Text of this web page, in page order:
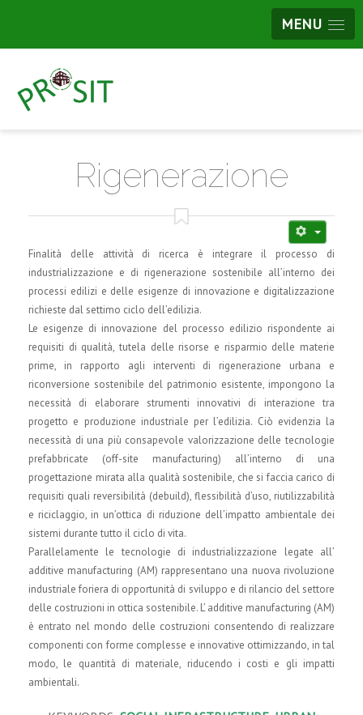
MENU
Rigenerazione
Finalità delle attività di ricerca è integrare il processo di
industrializzazione e di rigenerazione sostenibile all’interno dei
processi edilizi e delle esigenze di innovazione e digitalizzazione
richieste dal settimo ciclo dell’edilizia.
Le esigenze di innovazione del processo edilizio rispondente ai
requisiti di qualità, tutela delle risorse e risparmio delle materie
prime, in rapporto agli interventi di rigenerazione urbana e
riconversione sostenibile del patrimonio esistente, impongono la
necessità di elaborare strumenti innovativi di interazione tra
progetto e produzione industriale per l’edilizia. Ciò evidenzia la
necessità di una più consapevole valorizzazione delle tecnologie
prefabbricate (off-site manufacturing) all’interno di una
progettazione mirata alla qualità sostenibile, che si faccia carico di
requisiti quali reversibilità (debuild), flessibilità d’uso, riutilizzabilità
e riciclaggio, in un’ottica di riduzione dell’impatto ambientale dei
sistemi durante tutto il ciclo di vita.
Parallelamente le tecnologie di industrializzazione legate all’
additive manufacturing (AM) rappresentano una nuova rivoluzione
industriale foriera di opportunità di sviluppo e di rilancio del settore
delle costruzioni in ottica sostenibile. L’ additive manufacturing (AM)
è entrato nel mondo delle costruzioni consentendo di realizzare
componenti con forme complesse e innovative ottimizzando, in tal
modo, le quantità di materiale, riducendo i costi e gli impatti
ambientali.